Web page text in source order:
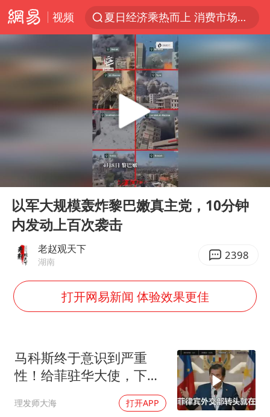
视频
夏日经济乘热而上 消费市场向新而行
白海豚对华东华北影响会大于巴威
以拒绝“和平委员会”的加沙和平计划
浙江省甬江发生2026年第1号洪水
美将每月供乌爱国者拦截导弹
央视新主播李秋莹母校发文祝贺
白海豚北上或致京津冀暴雨
全球最大级别运输船通过长江大桥
上海全力守护市民“菜篮子”
暑期研学游升温 在旅途中增长知识
宝妈给四胞胎取名平安喜乐
BLG经理辟谣Bin离队
总书记点赞的非遗苗绣焕发新生机
Play
00:54
以军大规模轰炸黎巴嫩真主党，10分钟
内发动上百次袭击
老赵观天下
湖南 2398
打开网易新闻 体验效果更佳
马科斯终于意识到严重
性！给菲驻华大使，下达
5个必须完成的任务
理发师大海 打开APP